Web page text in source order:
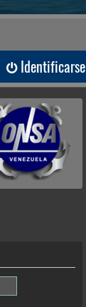
Identificarse